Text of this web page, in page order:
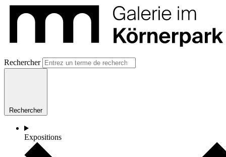
Rechercher
Rechercher
Expositions